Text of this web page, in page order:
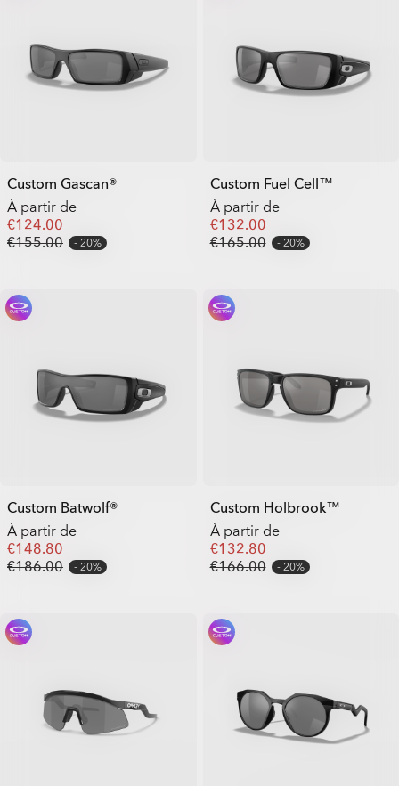
Custom Gascan®
À partir de
€124.00
€155.00
20%
Custom Fuel Cell™
À partir de
€132.00
€165.00
20%
Custom Batwolf®
À partir de
€148.80
€186.00
20%
Custom Holbrook™
À partir de
€132.80
€166.00
20%